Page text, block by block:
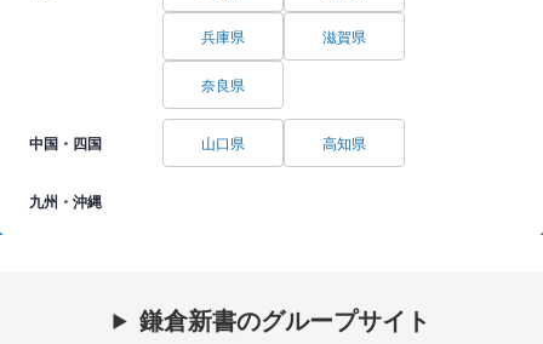
兵庫県 滋賀県
奈良県
中国・四国 山口県 高知県
九州・沖縄
鎌倉新書のグループサイト